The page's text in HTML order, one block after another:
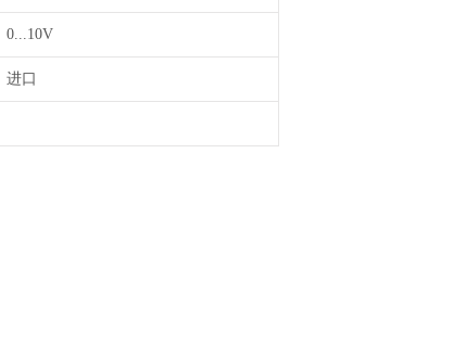
0...10V
进口